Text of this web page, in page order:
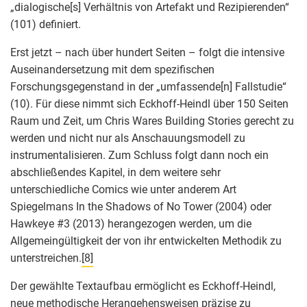
„dialogische[s] Verhältnis von Artefakt und Rezipierenden“
(101) definiert.
Erst jetzt – nach über hundert Seiten – folgt die intensive
Auseinandersetzung mit dem spezifischen
Forschungsgegenstand in der „umfassende[n] Fallstudie“
(10). Für diese nimmt sich Eckhoff-Heindl über 150 Seiten
Raum und Zeit, um Chris Wares Building Stories gerecht zu
werden und nicht nur als Anschauungsmodell zu
instrumentalisieren. Zum Schluss folgt dann noch ein
abschließendes Kapitel, in dem weitere sehr
unterschiedliche Comics wie unter anderem Art
Spiegelmans In the Shadows of No Tower (2004) oder
Hawkeye #3 (2013) herangezogen werden, um die
Allgemeingültigkeit der von ihr entwickelten Methodik zu
unterstreichen.[8]
Der gewählte Textaufbau ermöglicht es Eckhoff-Heindl,
neue methodische Herangehensweisen präzise zu